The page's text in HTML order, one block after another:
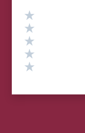
Valutazione